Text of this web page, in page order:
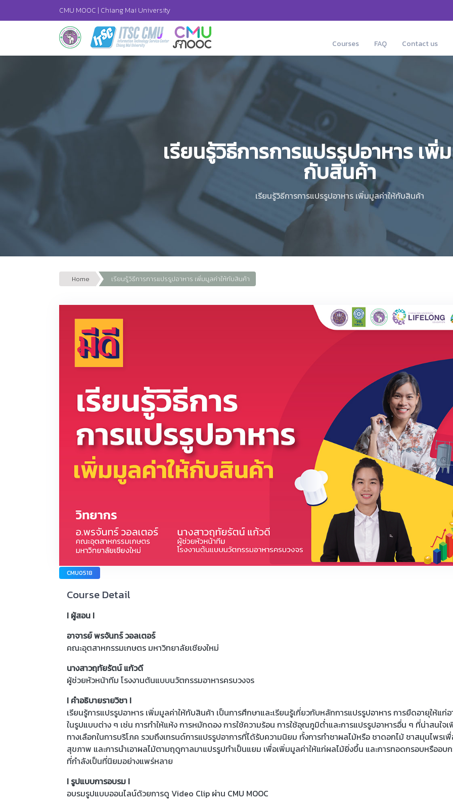
CMU MOOC | Chiang Mai University
Courses FAQ Contact us
เรียนรู้วิธีการการแปรรูปอาหาร เพิ่
กับสินค้า
เรียนรู้วิธีการการแปรรูปอาหาร เพิ่มมูลค่าให้กับสินค้า
Home เรียนรู้วิธีการการแปรรูปอาหาร เพิ่มมูลค่าให้กับสินค้า
CMU0518
Course Detail
I ผู้สอน I
อาจารย์ พรจันทร์ วอลเตอร์
คณะอุตสาหกรรมเกษตร มหาวิทยาลัยเชียงใหม่
นางสาวฤทัยรัตน์ แก้วดี
ผู้ช่วยหัวหน้าทีม โรงงานต้นแบบนวัตกรรมอาหารครบวงจร
I คำอธิบายรายวิชา I
เรียนรู้การแปรรูปอาหาร เพิ่มมูลค่าให้กับสินค้า เป็นการศึกษาและเรียนรู้เกี่ยวกับหลักการแปรรูปอาหาร การยืดอายุให้แก่อ
ในรูปแบบต่าง ๆ เช่น การทำให้แห้ง การหมักดอง การใช้ความร้อน การใช้อุณภูมิต่ำและการแปรรูปอาหารอื่น ๆ ที่น่าสนใจเ
ทางเลือกในการบริโภค รวมถึงเทรนด์การแปรรูปอาการที่ได้รับความนิยม ทั้งการทำชาผลไม้หรือ ชาดอกไม้ ชาสมุนไพรเ
สุขภาพ และการนำเอาผลไม้ตามฤดูกาลมาแปรรูปทำเป็นแยม เพื่อเพิ่มมูลค่าให้แก่ผลไม้ยิ่งขึ้น และการทอดกรอบหรืออบ
ที่กำลังเป็นที่นิยมอย่างแพร่หลาย
I รูปแบบการอบรม I
อบรมรูปแบบออนไลน์ด้วยการดู Video Clip ผ่าน CMU MOOC